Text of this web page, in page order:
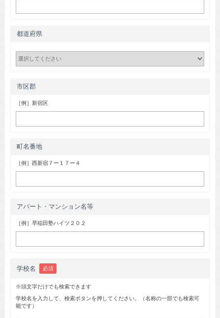
都道府県
市区郡
［例］新宿区
町名番地
［例］西新宿７ー１７ー４
アパート・マンション名等
［例］早稲田塾ハイツ２０２
学校名 必須
※頭文字だけでも検索できます
学校名を入力して、検索ボタンを押してください。（名称の一部でも検索可
能です）